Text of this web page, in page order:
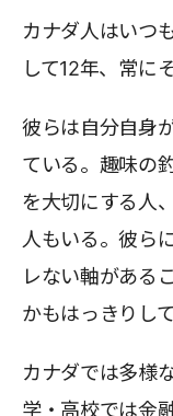
カナダ人はいつ
して12年、常に
彼らは自分自身
ている。趣味の
を大切にする人
人もいる。彼ら
レない軸がある
かもはっきりして
カナダでは多様
学・高校では金